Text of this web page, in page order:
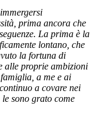
prima ancora che
La prima è la
lontano, che
la fortuna di
alle proprie ambizioni
a me e ai
a covare nei
sono grato come